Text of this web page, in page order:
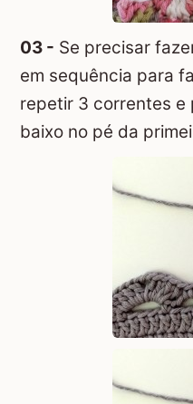
03 - Se precisar
em sequência para
repetir 3 correntes e
baixo no pé da